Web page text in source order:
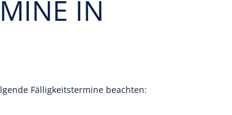
IN
Fälligkeitstermine beachten: